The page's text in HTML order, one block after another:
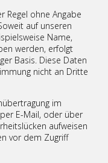
Regel ohne Angabe
auf unseren
Name,
werden, erfolgt
Basis. Diese Daten
nicht an Dritte
im
E-Mail, oder über
aufweisen
vor dem Zugriff